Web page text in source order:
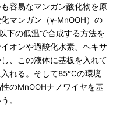
容易なマンガン酸化物を原
マンガン（γ-MnOOH）の
下の低温で合成する方法を
オンや過酸化水素、ヘキサ
、この液体に基板を入れて
入れる。そして85℃の環境
のMnOOHナノワイヤを基
。